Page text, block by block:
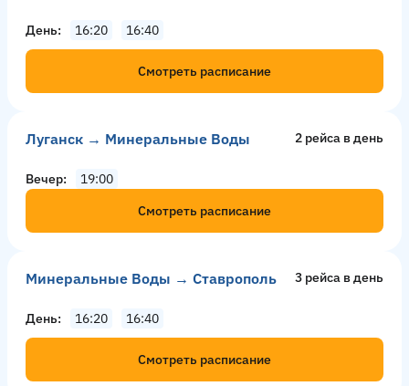
День 16:20 16:40
Смотреть расписание
Луганск → Минеральные Воды 2 рейсa в день
Вечер
19:00
Смотреть расписание
Минеральные Воды → Ставрополь 3 рейсa в день
День 16:20 16:40
Смотреть расписание